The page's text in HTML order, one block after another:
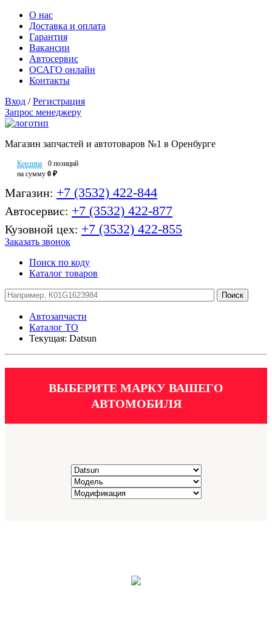
О нас
Доставка и оплата
Гарантия
Вакансии
Автосервис
ОСАГО онлайн
Контакты
Вход / Регистрация
Запрос менеджеру
Магазин запчастей и автотоваров №1 в Оренбурге
Корзина
0 позиций
на сумму 0 ₽
Магазин: +7 (3532) 422-844
Автосервис: +7 (3532) 422-877
Кузовной цех: +7 (3532) 422-855
Заказать звонок
Поиск по коду
Каталог товаров
Автозапчасти
Каталог ТО
Текущая: Datsun
ВЫБЕРИТЕ МАРКУ ВАШЕГО
АВТОМОБИЛЯ